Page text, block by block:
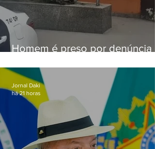
Homem é preso por denúncia
Alcântara
Jornal Daki
há 21 horas